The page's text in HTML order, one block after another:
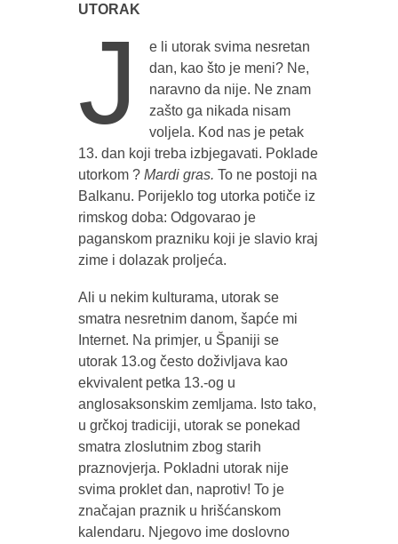
UTORAK
J
e li utorak svima nesretan
dan, kao što je meni? Ne,
naravno da nije. Ne znam
zašto ga nikada nisam
voljela. Kod nas je petak
13. dan koji treba izbjegavati. Poklade
utorkom ? Mardi gras. To ne postoji na
Balkanu. Porijeklo tog utorka potiče iz
rimskog doba: Odgovarao je
paganskom prazniku koji je slavio kraj
zime i dolazak proljeća.
Ali u nekim kulturama, utorak se
smatra nesretnim danom, šapće mi
Internet. Na primjer, u Španiji se
utorak 13.og često doživljava kao
ekvivalent petka 13.-og u
anglosaksonskim zemljama. Isto tako,
u grčkoj tradiciji, utorak se ponekad
smatra zloslutnim zbog starih
praznovjerja. Pokladni utorak nije
svima proklet dan, naprotiv! To je
značajan praznik u hrišćanskom
kalendaru. Njegovo ime doslovno